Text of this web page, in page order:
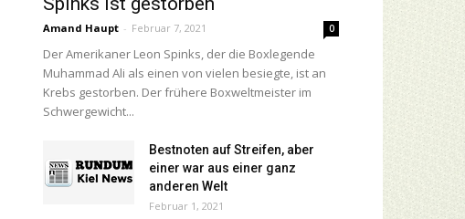
Amand Haupt - Februar 7, 2021 0
Der Amerikaner Leon Spinks, der die Boxlegende
Muhammad Ali als einen von vielen besiegte, ist an
Krebs gestorben. Der frühere Boxweltmeister im
Schwergewicht...
Bestnoten auf Streifen, aber
einer war aus einer ganz
anderen Welt
Februar 1, 2021